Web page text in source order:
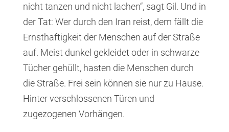
nicht tanzen und nicht lachen“, sagt Gil. Und in
der Tat: Wer durch den Iran reist, dem fällt die
Ernsthaftigkeit der Menschen auf der Straße
auf. Meist dunkel gekleidet oder in schwarze
Tücher gehüllt, hasten die Menschen durch
die Straße. Frei sein können sie nur zu Hause.
Hinter verschlossenen Türen und
zugezogenen Vorhängen.